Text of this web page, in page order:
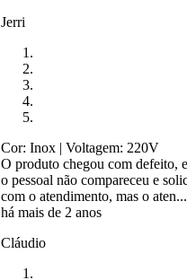
Jerri
Cor: Inox | Voltagem: 220V
O produto chegou com defeito,
o pessoal não compareceu e
com o atendimento, mas o aten...
há mais de 2 anos
Cláudio